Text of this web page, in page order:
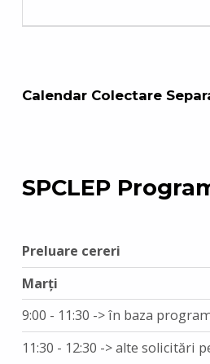
Calendar Colectare
SPCLEP
Preluare cereri
Marți
9:00 - 11:30 -> în baza
11:30 - 12:30 -> alte solicitări